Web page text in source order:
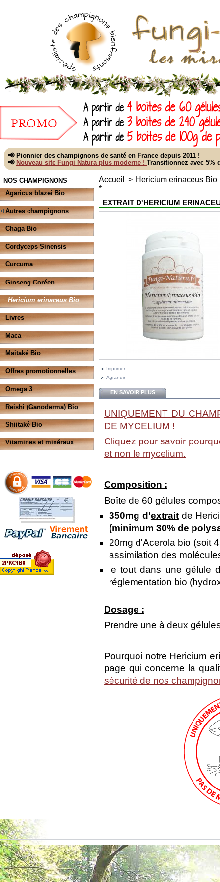
📢 Pionnier des champignons de santé en France depuis 2011 !
📢 Nouveau site Fungi Natura plus moderne ! Transitionnez avec 5%
NOS CHAMPIGNONS
Agaricus blazei Bio
Autres champignons
Chaga Bio
Cordyceps Sinensis
Curcuma
Ginseng Coréen
Hericium erinaceus Bio
Livres
Maca
Maitaké Bio
Offres promotionnelles
Omega 3
Reishi (Ganoderma) Bio
Shiitaké Bio
Vitamines et minéraux
Accueil > Hericium erinaceus Bio
*
EXTRAIT D'HERICIUM
Imprimer
Agrandir
EN SAVOIR PLUS
UNIQUEMENT DU
DE MYCELIUM !
Cliquez pour savoir
et non le mycelium.
Composition :
Boîte de 60 gélules
350mg d'extrait de
(minimum 30% de
20mg d'Acerola bio (soit
assimilation des
le tout dans une gélule
réglementation bio
Dosage :
Prendre une à deux
Pourquoi notre Hericium
page qui concerne la
sécurité de nos